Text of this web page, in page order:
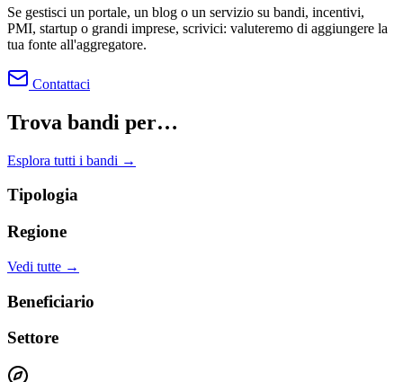
Se gestisci un portale, un blog o un servizio su bandi, incentivi,
PMI, startup o grandi imprese, scrivici: valuteremo di aggiungere la
tua fonte all'aggregatore.
Contattaci
Trova bandi per…
Esplora tutti i bandi →
Tipologia
Regione
Vedi tutte →
Beneficiario
Settore